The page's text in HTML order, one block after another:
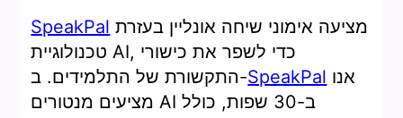
SpeakPal מציעה אימוני שיחה אונליין בעזרת
טכנולוגיית AI, כדי לשפר את כישורי
התקשורת של התלמידים. ב-SpeakPal
מציעים מנטורים AI ב-30 שפות, כולל